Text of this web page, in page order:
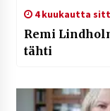
4 kuukautta
Remi
tähti